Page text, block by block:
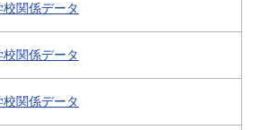
関係データ
関係データ
関係データ